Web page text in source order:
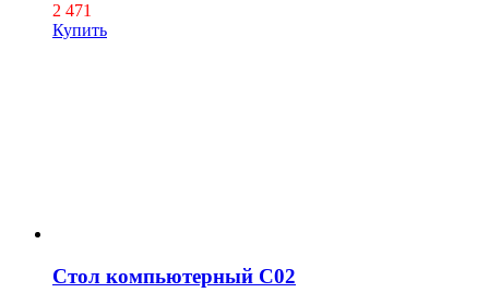
2 471
Купить
Стол компьютерный С02